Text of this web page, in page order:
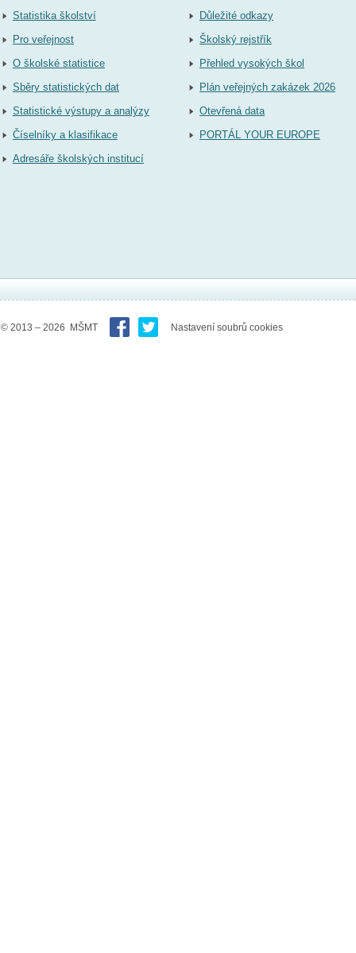
Statistika školství
Pro veřejnost
O školské statistice
Sběry statistických dat
Statistické výstupy a analýzy
Číselníky a klasifikace
Adresáře školských institucí
Důležité odkazy
Školský rejstřík
Přehled vysokých škol
Plán veřejných zakázek 2026
Otevřená data
PORTÁL YOUR EUROPE
© 2013 – 2026 MŠMT Nastavení soubrů cookies